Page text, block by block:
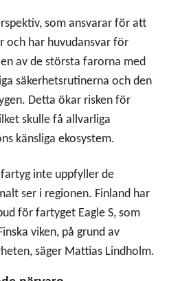
som ansvarar för att
och har huvudansvar för
av de största farorna med
säkerhetsrutinerna och den
Detta ökar risken för
skulle få allvarliga
känsliga ekosystem.
inte uppfyller de
ser i regionen. Finland har
för fartyget Eagle S, som
viken, på grund av
säger Mattias Lindholm.